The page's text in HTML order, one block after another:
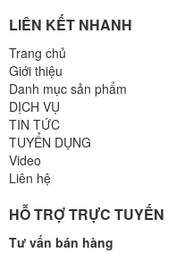
LIÊN KẾT NHANH
Trang chủ
Giới thiệu
Danh mục sản phẩm
DỊCH VỤ
TIN TỨC
TUYỂN DỤNG
Video
Liên hệ
HỖ TRỢ TRỰC TUYẾN
Tư vấn bán hàng